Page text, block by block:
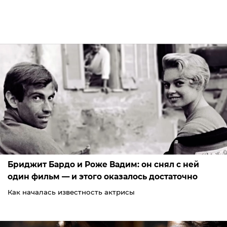
Бриджит Бардо и Роже Вадим: он снял с ней
один фильм — и этого оказалось достаточно
Как началась известность актрисы